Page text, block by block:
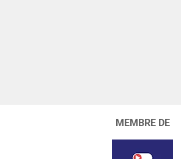
MEMBRE DE